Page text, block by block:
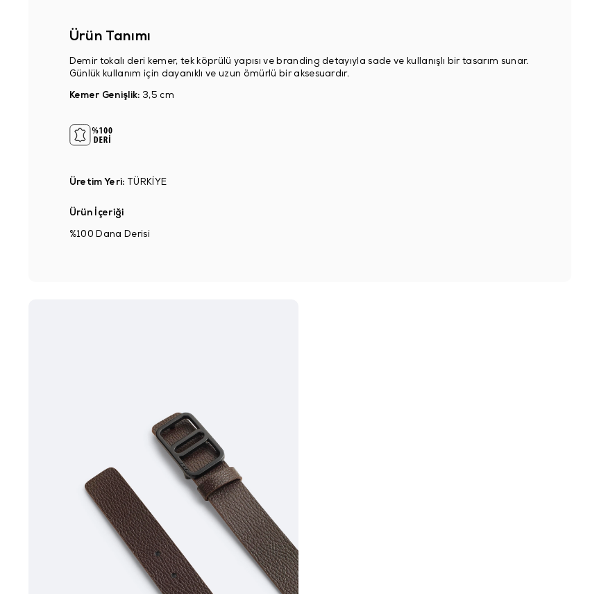
Ürün Tanımı
Demir tokalı deri kemer, tek köprülü yapısı ve branding detayıyla sade ve kullanışlı bir tasarım sunar.
Günlük kullanım için dayanıklı ve uzun ömürlü bir aksesuardır.
Kemer Genişlik: 3,5 cm
Üretim Yeri: TÜRKİYE
Ürün İçeriği
%100 Dana Derisi